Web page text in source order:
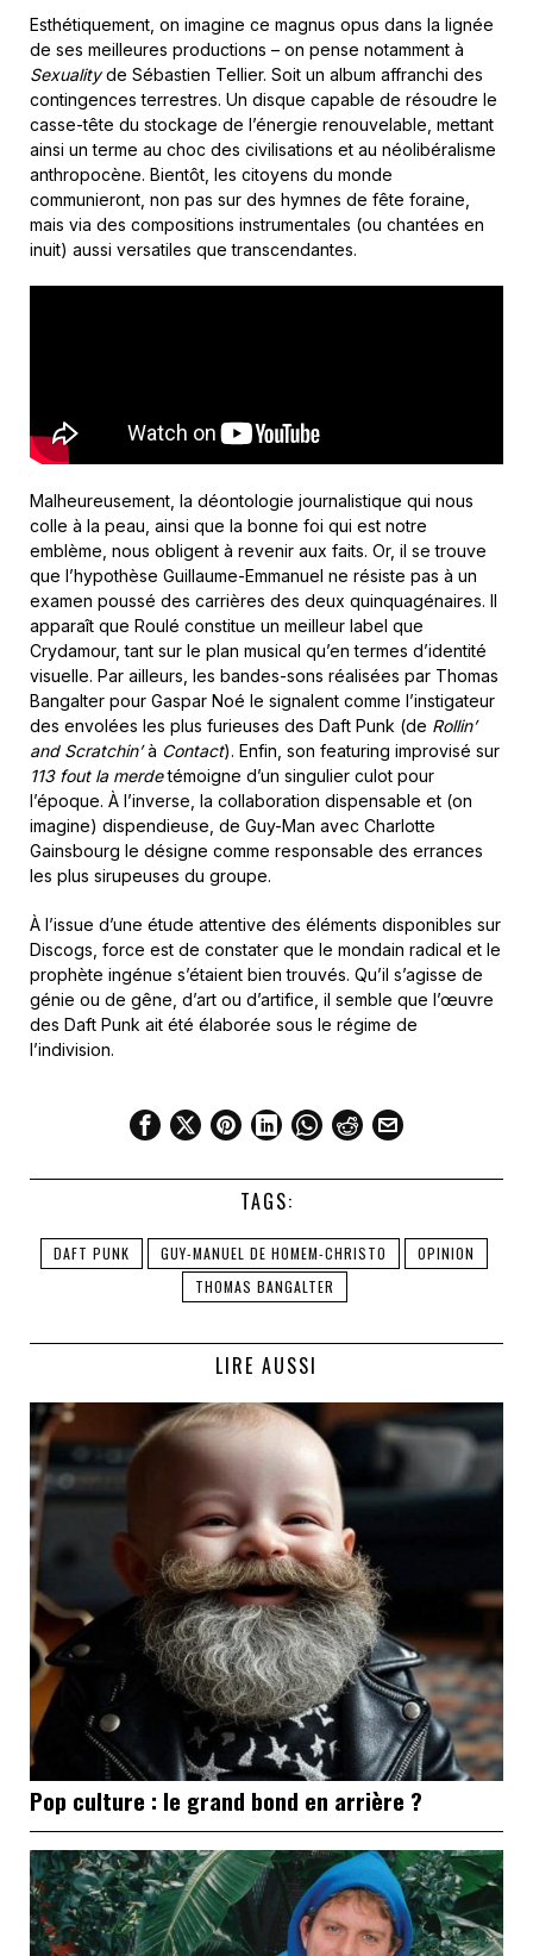
Esthétiquement, on imagine ce magnus opus dans la lignée
de ses meilleures productions – on pense notamment à
Sexualityde Sébastien Tellier. Soit un album affranchi des
contingences terrestres. Un disque capable de résoudre le
casse-tête du stockage de l’énergie renouvelable, mettant
ainsi un terme au choc des civilisations et au néolibéralisme
anthropocène. Bientôt, les citoyens du monde
communieront, non pas sur des hymnes de fête foraine,
mais via des compositions instrumentales (ou chantées en
inuit) aussi versatiles que transcendantes.
Malheureusement, la déontologie journalistique qui nous
colle à la peau, ainsi que la bonne foi qui est notre
emblème, nous obligent à revenir aux faits. Or, il se trouve
que l’hypothèse Guillaume-Emmanuel ne résiste pas à un
examen poussé des carrières des deux quinquagénaires. Il
apparaît que Roulé constitue un meilleur label que
Crydamour, tant sur le plan musical qu’en termes d’identité
visuelle. Par ailleurs, les bandes-sons réalisées par Thomas
Bangalter pour Gaspar Noé le signalent comme l’instigateur
des envolées les plus furieuses des Daft Punk (de Rollin’
and Scratchin’à Contact). Enfin, son featuring improvisé sur
113 fout la merdetémoigne d’un singulier culot pour
l’époque. À l’inverse, la collaboration dispensable et (on
imagine) dispendieuse, de Guy-Man avec Charlotte
Gainsbourg le désigne comme responsable des errances
les plus sirupeuses du groupe.
À l’issue d’une étude attentive des éléments disponibles sur
Discogs, force est de constater que le mondain radical et le
prophète ingénue s’étaient bien trouvés. Qu’il s’agisse de
génie ou de gêne, d’art ou d’artifice, il semble que l’œuvre
des Daft Punk ait été élaborée sous le régime de
l’indivision.
TAGS:
DAFT PUNK GUY-MANUEL DE HOMEM-CHRISTO
OPINION
THOMAS BANGALTER
LIRE AUSSI
Pop culture : le grand bond en arrière ?